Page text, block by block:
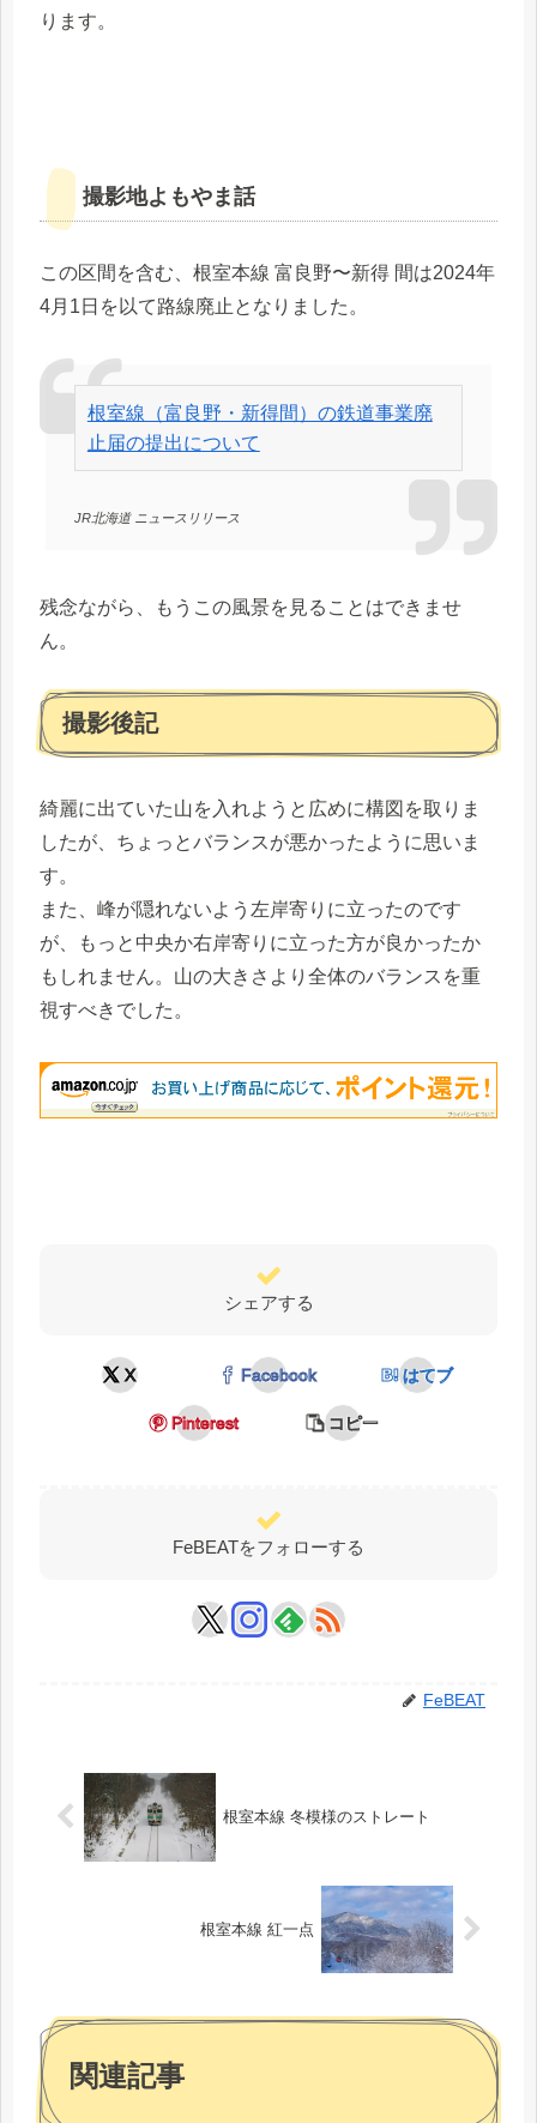
ります。
撮影地よもやま話
この区間を含む、根室本線 富良野〜新得 間は2024年
4月1日を以て路線廃止となりました。
根室線（富良野・新得間）の鉄道事業廃
止届の提出について
JR北海道 ニュースリリース
残念ながら、もうこの風景を見ることはできませ
ん。
撮影後記
綺麗に出ていた山を入れようと広めに構図を取りま
したが、ちょっとバランスが悪かったように思いま
す。
また、峰が隠れないよう左岸寄りに立ったのです
が、もっと中央か右岸寄りに立った方が良かったか
もしれません。山の大きさより全体のバランスを重
視すべきでした。
シェアする
X Facebook はてブ
Pinterest コピー
FeBEATをフォローする
FeBEAT
根室本線 冬模様のストレート
根室本線 紅一点
関連記事